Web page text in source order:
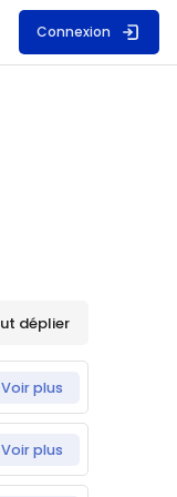
Connexion
déplier
Voir plus
Voir plus